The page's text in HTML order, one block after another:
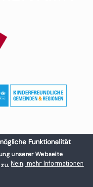
Funktionalität
unserer Webseite
Nein, mehr Informationen